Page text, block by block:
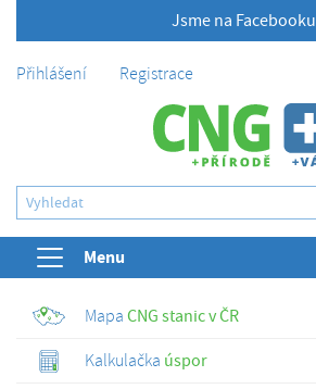
Jsme na Facebooku
Přihlášení Registrace
Menu
Mapa CNG stanic v ČR
Kalkulačka úspor